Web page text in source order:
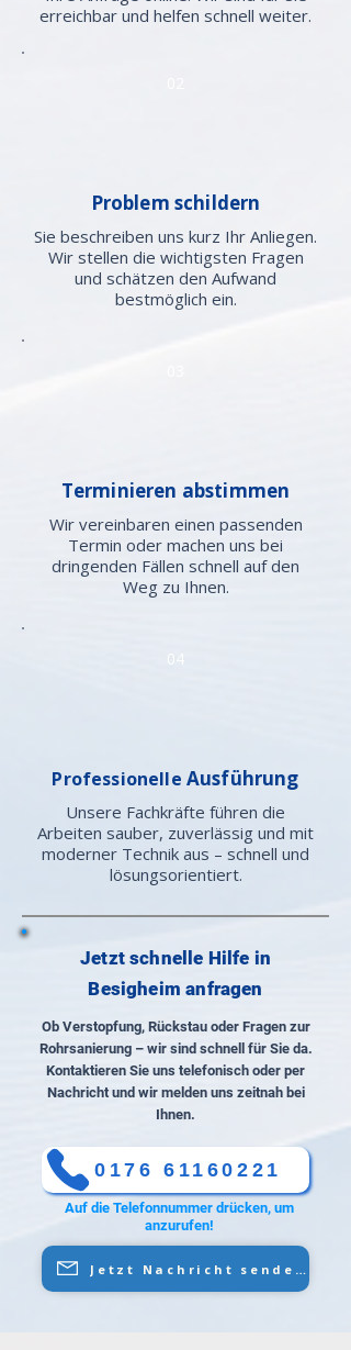
erreichbar und helfen schnell weiter.
Problem schildern
Sie beschreiben uns kurz Ihr Anliegen.
Wir stellen die wichtigsten Fragen
und schätzen den Aufwand
bestmöglich ein.
Terminieren abstimmen
Wir vereinbaren einen passenden
Termin oder machen uns bei
dringenden Fällen schnell auf den
Weg zu Ihnen.
04
Professionelle Ausführung
Unsere Fachkräfte führen die
Arbeiten sauber, zuverlässig und mit
moderner Technik aus – schnell und
lösungsorientiert.
Jetzt schnelle Hilfe in
Besigheim anfragen
Ob Verstopfung, Rückstau oder Fragen zur
Rohrsanierung – wir sind schnell für Sie da.
Kontaktieren Sie uns telefonisch oder per
Nachricht und wir melden uns zeitnah bei
Ihnen.
0176 61160221
Auf die Telefonnummer drücken, um
anzurufen!
Jetzt Nachricht senden